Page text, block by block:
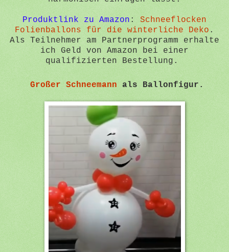
Produktlink zu Amazon : Schneeflocken
Folienballons für die winterliche Deko .
Als Teilnehmer am Partnerprogramm erhalte
ich Geld von Amazon bei einer
qualifizierten Bestellung.
Großer Schneemann als Ballonfigur.